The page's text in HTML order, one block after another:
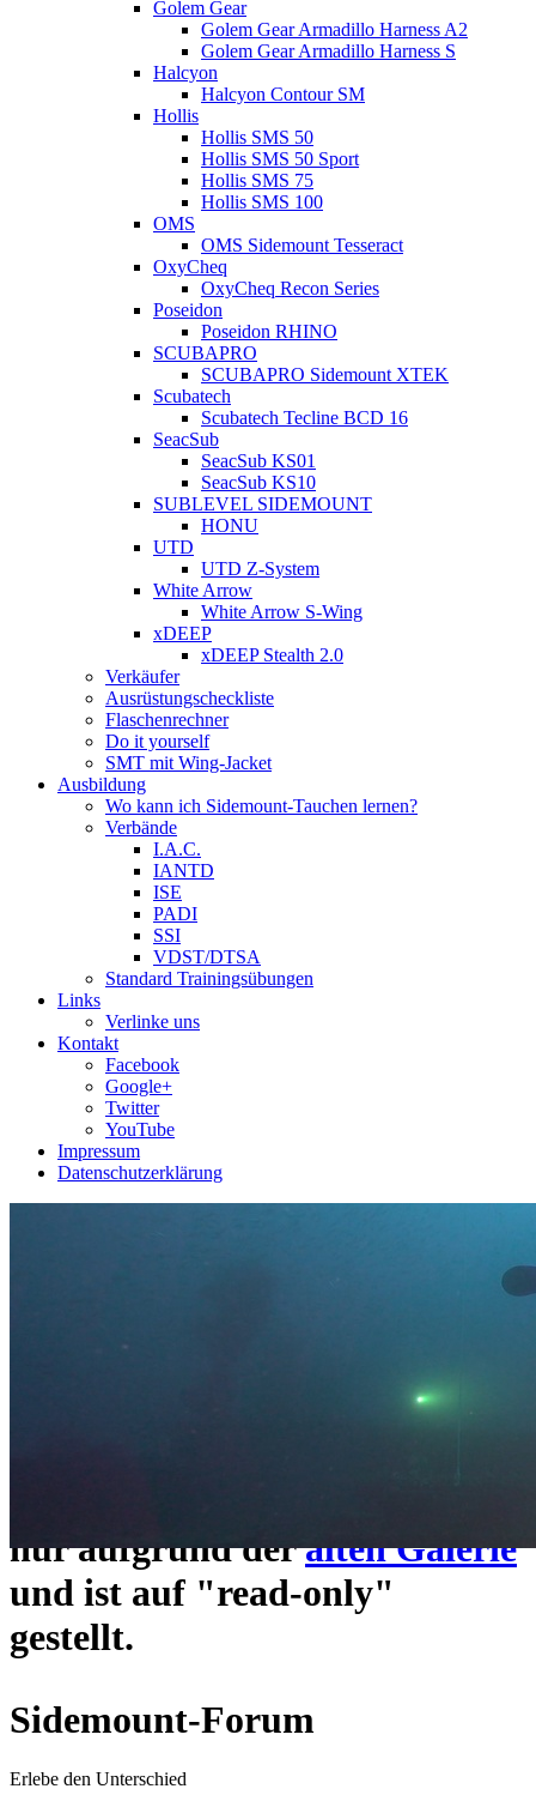
Golem Gear
Golem Gear Armadillo Harness A2
Golem Gear Armadillo Harness S
Halcyon
Halcyon Contour SM
Hollis
Hollis SMS 50
Hollis SMS 50 Sport
Hollis SMS 75
Hollis SMS 100
OMS
OMS Sidemount Tesseract
OxyCheq
OxyCheq Recon Series
Poseidon
Poseidon RHINO
SCUBAPRO
SCUBAPRO Sidemount XTEK
Scubatech
Scubatech Tecline BCD 16
SeacSub
SeacSub KS01
SeacSub KS10
SUBLEVEL SIDEMOUNT
HONU
UTD
UTD Z-System
White Arrow
White Arrow S-Wing
xDEEP
xDEEP Stealth 2.0
Verkäufer
Ausrüstungscheckliste
Flaschenrechner
Do it yourself
SMT mit Wing-Jacket
Ausbildung
Wo kann ich Sidemount-Tauchen lernen?
Verbände
I.A.C.
IANTD
ISE
PADI
SSI
VDST/DTSA
Standard Trainingsübungen
Links
Verlinke uns
Kontakt
Facebook
Google+
Twitter
YouTube
Impressum
Datenschutzerklärung
https://www.sidemount-
nur aufgrund deralten Galerie
und ist auf "read-only"
gestellt.
Sidemount-Forum
Erlebe den Unterschied